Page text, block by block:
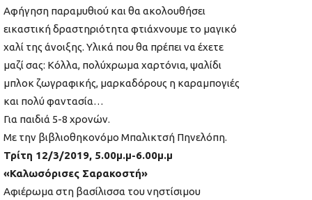
Αφήγηση παραμυθιού και θα ακολουθήσει
εικαστική δραστηριότητα φτιάχνουμε το μαγικό
χαλί της άνοιξης. Υλικά που θα πρέπει να έχετε
μαζί σας: Κόλλα, πολύχρωμα χαρτόνια, ψαλίδι
μπλοκ ζωγραφικής, μαρκαδόρους η καραμπογιές
και πολύ φαντασία…
Για παιδιά 5-8 χρονών.
Με την βιβλιοθηκονόμο Μπαλικτσή Πηνελόπη.
Τρίτη 12/3/2019, 5.00μ.μ-6.00μ.μ
«Καλωσόρισες Σαρακοστή»
Αφιέρωμα στη βασίλισσα του νηστίσιμου